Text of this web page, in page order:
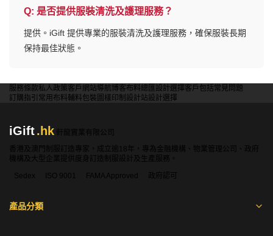
Q: 是否提供服裝清洗及護理服務？
提供。iGift 提供專業的服裝清洗及護理服務，確保服裝長期
保持最佳狀態。
服務條款私人政策客戶 網站導航博客布料總匯設計選擇客戶包括常見問題
訂購指引 常用布料輔料包裝 圖樣印制 設計站設計選擇
iGift.hk
軒龍實業有限公司
香港及澳門制服訂造專家，成立逾18年，專為金融機構、物業管理公司、政府
機構及大型企業提供度身訂造制服設計及生產服務。
Sedex
ISO 9001 FAMA Approved 政府認可
產品分類